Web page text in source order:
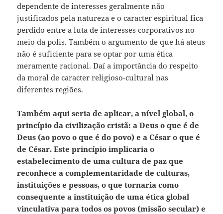
dependente de interesses geralmente não
justificados pela natureza e o caracter espiritual fica
perdido entre a luta de interesses corporativos no
meio da polis. Também o argumento de que há ateus
não é suficiente para se optar por uma ética
meramente racional. Daí a importância do respeito
da moral de caracter religioso-cultural nas
diferentes regiões.
Também aqui seria de aplicar, a nível global, o
princípio da civilização cristã: a Deus o que é de
Deus (ao povo o que é do povo) e a César o que é
de César. Este princípio implicaria o
estabelecimento de uma cultura de paz que
reconhece a complementaridade de culturas,
instituições e pessoas, o que tornaria como
consequente a instituição de uma ética global
vinculativa para todos os povos (missão secular) e